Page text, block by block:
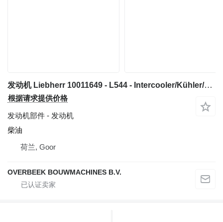
发动机 Liebherr 10011649 - L544 - Intercooler/Kühler/Koeler
根据请求提供价格
发动机部件 - 发动机
柴油
荷兰, Goor
OVERBEEK BOUWMACHINES B.V.